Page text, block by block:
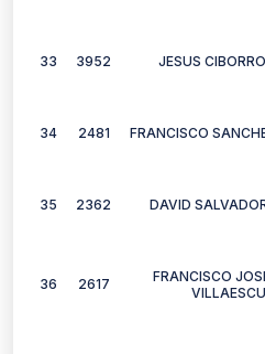
33 3952 JESUS
34 2481 FRANCISCO
35 2362 DAVID
36 2617
FRANCISCO